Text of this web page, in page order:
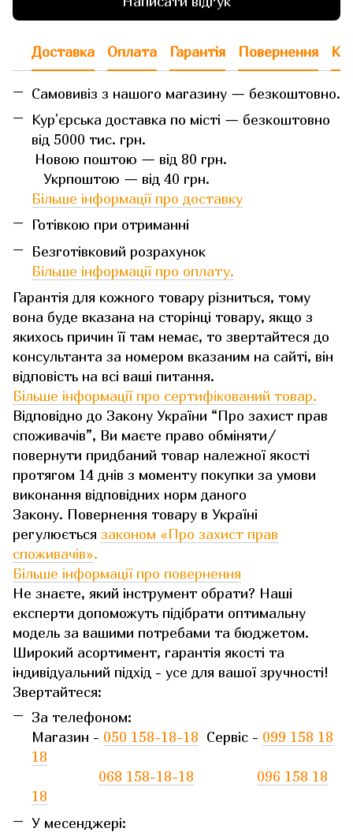
Доставка Оплата Гарантія Повернення
Самовивіз з нашого магазину — безкоштовно.
Кур'єрська доставка по місті — безкоштовно
від 5000 тис. грн.
Новою поштою — від 80 грн.
Укрпоштою — від 40 грн.
Більше інформації про доставку
Готівкою при отриманні
Безготівковий розрахунок
Більше інформації про оплату.
Гарантія для кожного товару різниться, тому
вона буде вказана на сторінці товару, якщо з
якихось причин її там немає, то звертайтеся до
консультанта за номером вказаним на сайті, він
відповість на всі ваші питання.
Більше інформації про сертифікований товар.
Відповідно до Закону України “Про захист прав
споживачів”, Ви маєте право обміняти/
повернути придбаний товар належної якості
протягом 14 днів з моменту покупки за умови
виконання відповідних норм даного
Закону. Повернення товару в Україні
регулюється законом «Про захист прав
споживачів».
Більше інформації про повернення
Не знаєте, який інструмент обрати? Наші
експерти допоможуть підібрати оптимальну
модель за вашими потребами та бюджетом.
Широкий асортимент, гарантія якості та
індивідуальний підхід - усе для вашої зручності!
Звертайтеся:
За телефоном:
Магазин - 050 158-18-18 Сервіс - 099 158 18
18
068 158-18-18
096 158 18
18
У месенджері: